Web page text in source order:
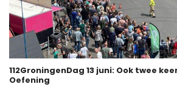
112GroningenDag 13 juni: Ook twee
Oefening